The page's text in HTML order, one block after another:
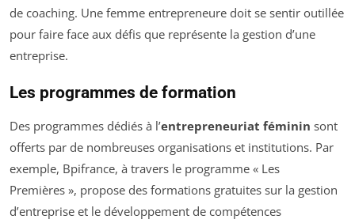
de coaching. Une femme entrepreneure doit se sentir outillée
pour faire face aux défis que représente la gestion d’une
entreprise.
Les programmes de formation
Des programmes dédiés à l’entrepreneuriat féminin sont
offerts par de nombreuses organisations et institutions. Par
exemple, Bpifrance, à travers le programme « Les
Premières », propose des formations gratuites sur la gestion
d’entreprise et le développement de compétences